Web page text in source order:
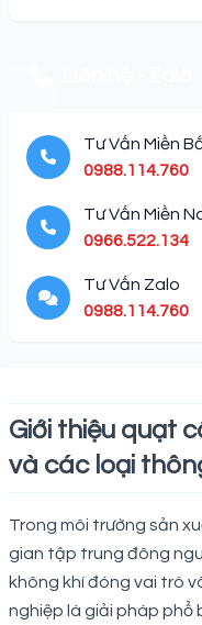
Tư Vấn Miền
0988.114.760
Tư Vấn Miền
0966.522.134
Tư Vấn Zalo
0988.114.760
Giới thiệu quạt
và các loại
Trong môi trường sản
gian tập trung đông
không khí đóng vai trò
nghiệp là giải pháp phổ